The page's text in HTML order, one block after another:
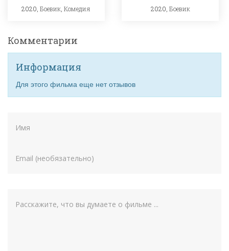
2020,Боевик ,Комедия 2020, Боевик
Комментарии
Информация
Для этого фильма еще нет отзывов